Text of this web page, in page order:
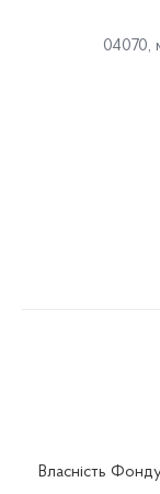
04070,
Власність Фонду